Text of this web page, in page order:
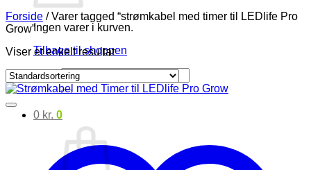
Ingen varer i kurven.
Tilbage til shoppen
Søg
efter:
0 kr. 0
Forside /Varer tagged “strømkabel med timer til LEDlife Pro
Grow”
Viser et enkelt resultat